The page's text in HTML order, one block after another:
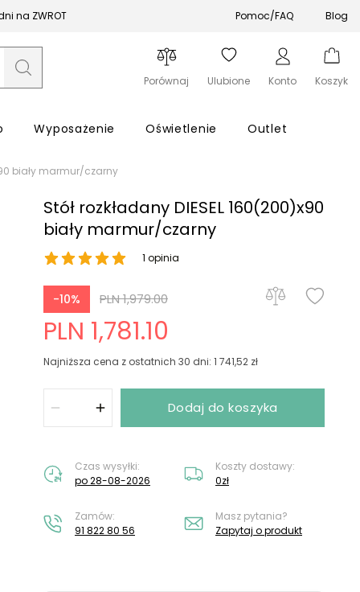
na ZWROT Pomoc/FAQ Blog
Porównaj Ulubione Konto
hasła?
masz konta? Załóż konto
Koszyk
Wyposażenie Oświetlenie Outlet
biały marmur/czarny
Stół rozkładany DIESEL 160(200)x90
biały marmur/czarny
1 opinia
-10% PLN 1,979.00
PLN 1,781.10
Najniższa cena z ostatnich 30 dni: 1 741,52 zł
Dodaj do koszyka
Czas wysyłki:
po 28-08-2026
Koszty dostawy:
0zł
Zamów:
91 822 80 56
Masz pytania?
Zapytaj o produkt